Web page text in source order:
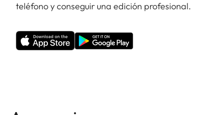
teléfono y conseguir una edición profesional.